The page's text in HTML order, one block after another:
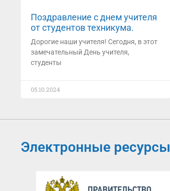
Поздравление с днем учителя
от студентов техникума.
Дорогие наши учителя! Сегодня, в этот
замечательный День учителя,
студенты
05.10.2024
Электронные ресурсы